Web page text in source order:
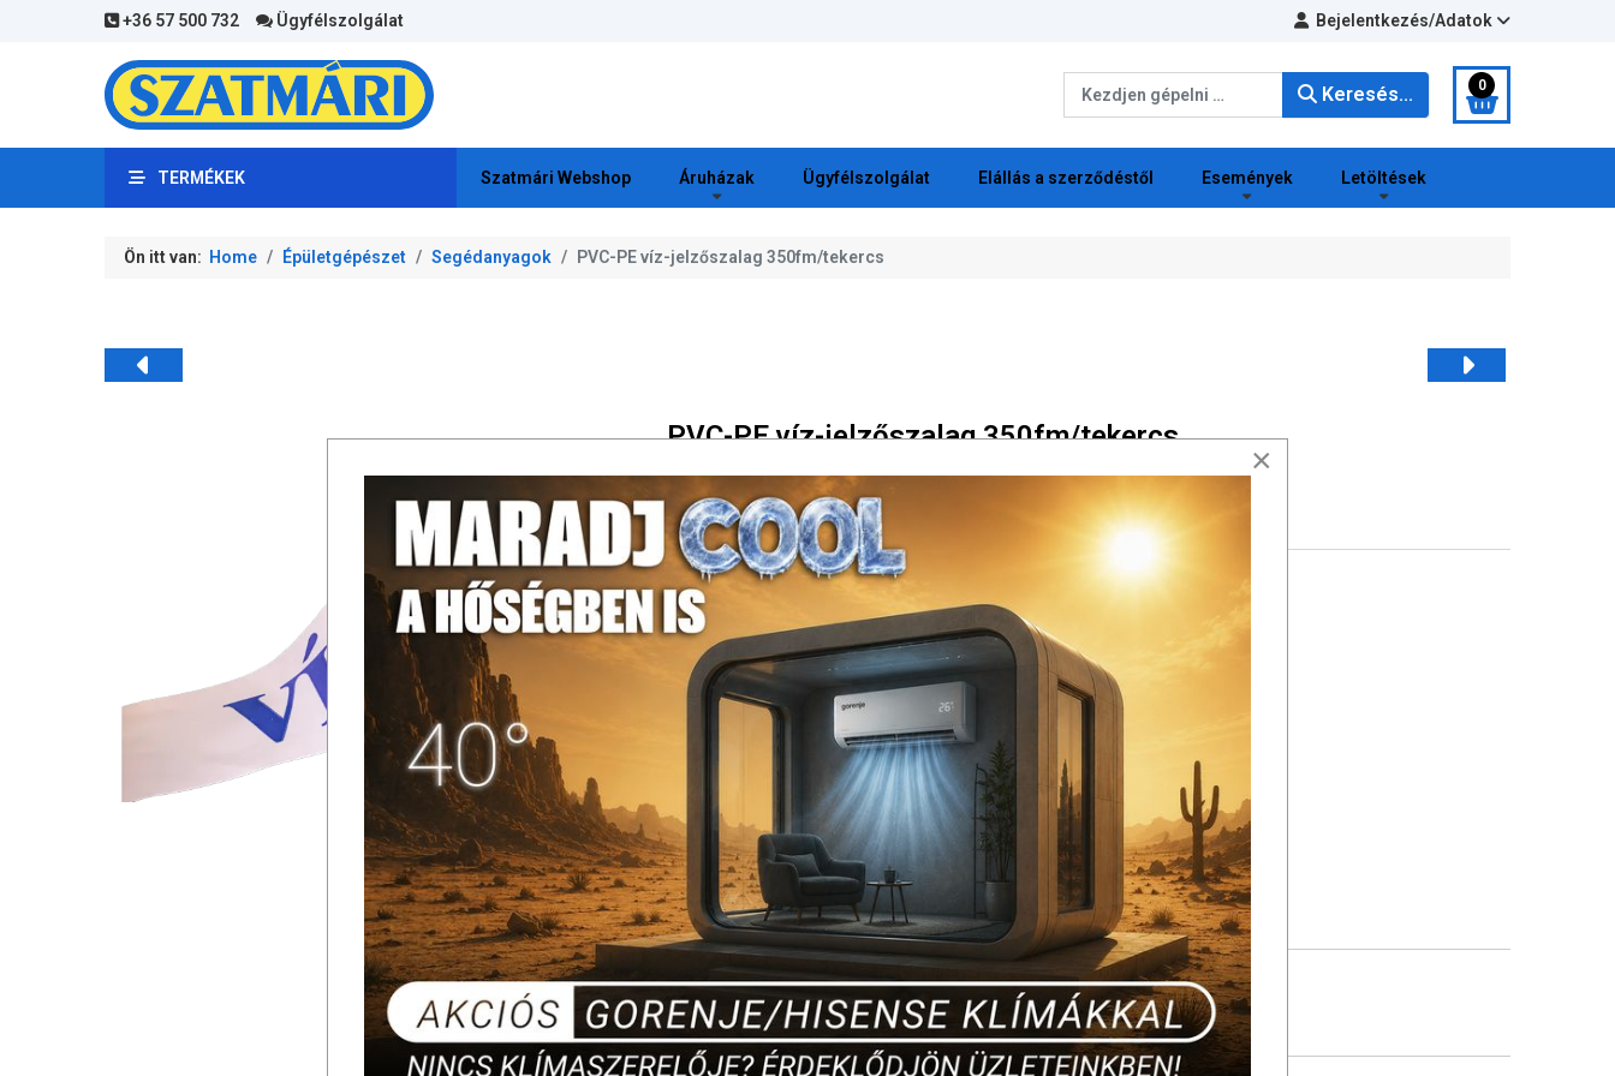
+36 57 500 732 Ügyfélszolgálat Bejelentkezés/Adatok
Keresés... 0
TERMÉKEK Szatmári Webshop Áruházak Ügyfélszolgálat Elállás a szerződéstől Események Letöltések
Ön itt van: Home Épületgépészet Segédanyagok PVC-PE víz-jelzőszalag 350fm/tekercs
PVC-PE víz-jelzőszalag 350fm/tekercs
SAP:1020005
Gyártói cikkszám:
Bruttó: 18 090 Ft /tek
Készleten !
Készlet ellenőrzés itt: ↑ ↓
Mennyiségi egység TEK
Jellemzők
Alapanyag: PVC-PE
Szín:: fehér
Hosszúság (cm): 35000 cm
Hosszúság (m): 350 m
×